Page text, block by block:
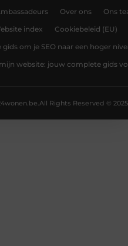
Over ons Ons
index Cookiebeleid (EU)
om je SEO naar een hoger
website: jouw complete gids
All Rights Reserved © 2025